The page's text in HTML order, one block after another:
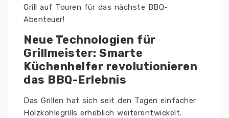
Grill auf Touren für das nächste BBQ-
Abenteuer!
Neue Technologien für
Grillmeister: Smarte
Küchenhelfer revolutionieren
das BBQ-Erlebnis
Das Grillen hat sich seit den Tagen einfacher
Holzkohlegrills erheblich weiterentwickelt.